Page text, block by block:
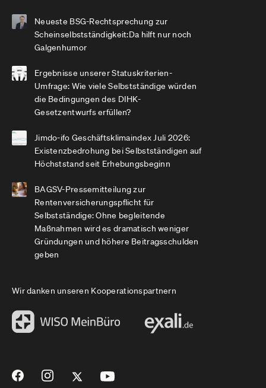
Neueste BSG-Rechtsprechung zur
Scheinselbstständigkeit:Da hilft nur noch
Galgenhumor
Ergebnisse unserer Statuskriterien-
Umfrage: Wie viele Selbstständige würden
die Bedingungen des DIHK-
Gesetzentwurfs erfüllen?
Jimdo-ifo Geschäftsklimaindex Juli 2026:
Existenzbedrohung bei Selbstständigen auf
Höchststand seit Erhebungsbeginn
BAGSV-Pressemitteilung zur
Rentenversicherungspflicht für
Selbstständige: Ohne begleitende
Maßnahmen wird es dramatisch weniger
Gründungen und höhere Beitragsschulden
geben
Wir danken unseren Kooperationspartnern